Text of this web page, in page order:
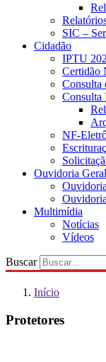
SIC –
Cidadão
IPTU
Certidão
Consulta
Consulta
NF-
Ouvidoria Geral
Multimídia
Notícias
Vídeos
Buscar
Início
Protetores